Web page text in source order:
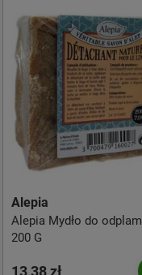
Alepia
Alepia Mydło do
200 G
13,38 zł